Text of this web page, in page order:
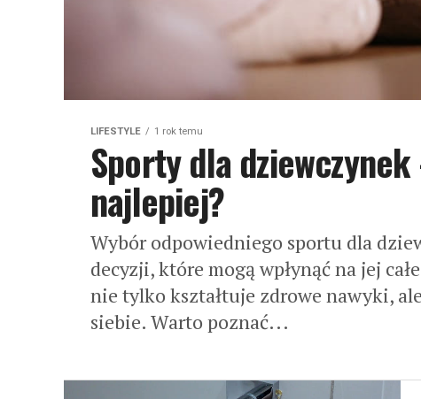
LIFESTYLE 1 rok temu
Sporty dla
najlepiej?
Wybór odpowiedniego sportu dla
decyzji, które mogą wpłynąć na jej
nie tylko kształtuje zdrowe nawyki,
siebie. Warto poznać...